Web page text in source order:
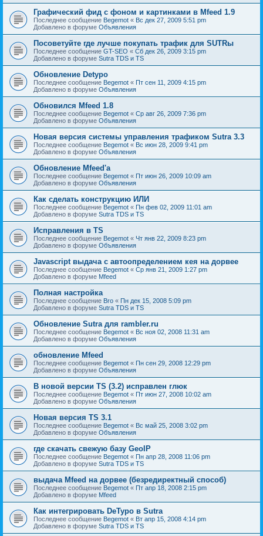
Графический фид с фоном и картинками в Mfeed 1.9
Последнее сообщение Begemot « Вс дек 27, 2009 5:51 pm
Добавлено в форуме Объявления
Посоветуйте где лучше покупать трафик для SUTRы
Последнее сообщение GT-SEO « Сб дек 26, 2009 3:15 pm
Добавлено в форуме Sutra TDS и TS
Обновление Detypo
Последнее сообщение Begemot « Пт сен 11, 2009 4:15 pm
Добавлено в форуме Объявления
Обновился Mfeed 1.8
Последнее сообщение Begemot « Ср авг 26, 2009 7:36 pm
Добавлено в форуме Объявления
Новая версия системы управления трафиком Sutra 3.3
Последнее сообщение Begemot « Вс июн 28, 2009 9:41 pm
Добавлено в форуме Объявления
Обновление Mfeed'а
Последнее сообщение Begemot « Пт июн 26, 2009 10:09 am
Добавлено в форуме Объявления
Как сделать конструкцию ИЛИ
Последнее сообщение Begemot « Пн фев 02, 2009 11:01 am
Добавлено в форуме Sutra TDS и TS
Исправления в TS
Последнее сообщение Begemot « Чт янв 22, 2009 8:23 pm
Добавлено в форуме Объявления
Javascript выдача с автоопределением кея на дорвее
Последнее сообщение Begemot « Ср янв 21, 2009 1:27 pm
Добавлено в форуме Mfeed
Полная настройка
Последнее сообщение Bro « Пн дек 15, 2008 5:09 pm
Добавлено в форуме Sutra TDS и TS
Обновление Sutra для rambler.ru
Последнее сообщение Begemot « Вс ноя 02, 2008 11:31 am
Добавлено в форуме Объявления
обновление Mfeed
Последнее сообщение Begemot « Пн сен 29, 2008 12:29 pm
Добавлено в форуме Объявления
В новой версии TS (3.2) исправлен глюк
Последнее сообщение Begemot « Пт июн 27, 2008 10:02 am
Добавлено в форуме Объявления
Новая версия TS 3.1
Последнее сообщение Begemot « Вс май 25, 2008 3:02 pm
Добавлено в форуме Объявления
где скачать свежую базу GeoIP
Последнее сообщение Begemot « Пн апр 28, 2008 11:06 pm
Добавлено в форуме Sutra TDS и TS
выдача Mfeed на дорвее (безредиректный способ)
Последнее сообщение Begemot « Пт апр 18, 2008 2:15 pm
Добавлено в форуме Mfeed
Как интегрировать DeTypo в Sutra
Последнее сообщение Begemot « Вт апр 15, 2008 4:14 pm
Добавлено в форуме Sutra TDS и TS